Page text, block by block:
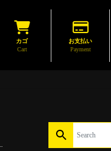
カゴ
Cart
お支払い
Payment